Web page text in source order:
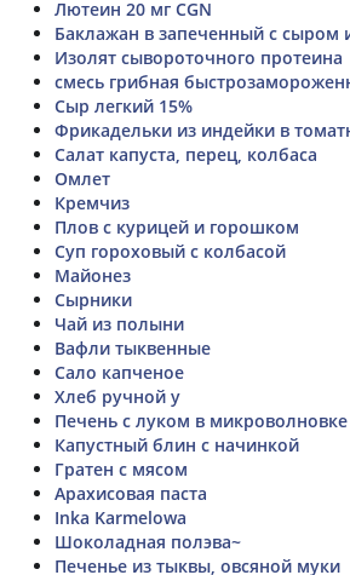
Лютеин 20 мг CGN
Баклажан в запеченный с сыром
Изолят сывороточного протеина
смесь грибная
Сыр легкий 15%
Фрикадельки из индейки в
Салат капуста, перец, колбаса
Омлет
Кремчиз
Плов с курицей и горошком
Суп гороховый с колбасой
Майонез
Сырники
Чай из полыни
Вафли тыквенные
Сало капченое
Хлеб ручной у
Печень с луком в
Капустный блин с начинкой
Гратен с мясом
Арахисовая паста
Inka Karmelowa
Шоколадная полэва~
Печенье из тыквы, овсяной муки